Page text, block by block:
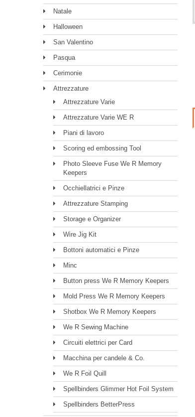
Natale
Halloween
San Valentino
Pasqua
Cerimonie
Attrezzature
Attrezzature Varie
Attrezzature Varie WE R
Piani di lavoro
Scoring ed embossing Tool
Photo Sleeve Fuse We R Memory
Keepers
Occhiellatrici e Pinze
Attrezzature Stamping
Storage e Organizer
Wire Jig Kit
Bottoni automatici e Pinze
Minc
Button press We R Memory Keepers
Mold Press We R Memory Keepers
Shotbox We R Memory Keepers
We R Sewing Machine
Circuiti elettrici per Card
Macchina per candele & Co.
We R Foil Quill
Spellbinders Glimmer Hot Foil System
Spellbinders BetterPress